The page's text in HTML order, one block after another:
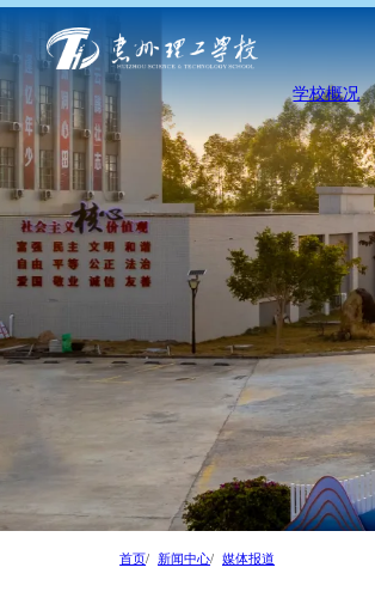
学校概况
首页 新闻中心 媒体报道